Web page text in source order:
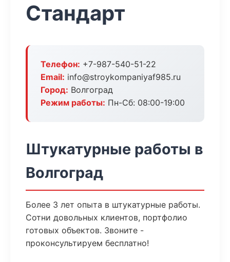
Стандарт
Телефон: +7-987-540-51-22
Email: info@stroykompaniyaf985.ru
Город: Волгоград
Режим работы: Пн-Сб: 08:00-19:00
Штукатурные работы в
Волгоград
Более 3 лет опыта в штукатурные работы.
Сотни довольных клиентов, портфолио
готовых объектов. Звоните -
проконсультируем бесплатно!